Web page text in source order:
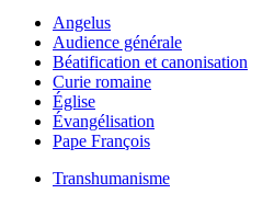
Angelus
Audience générale
Béatification et canonisation
Curie romaine
Église
Évangélisation
Pape François
Transhumanisme